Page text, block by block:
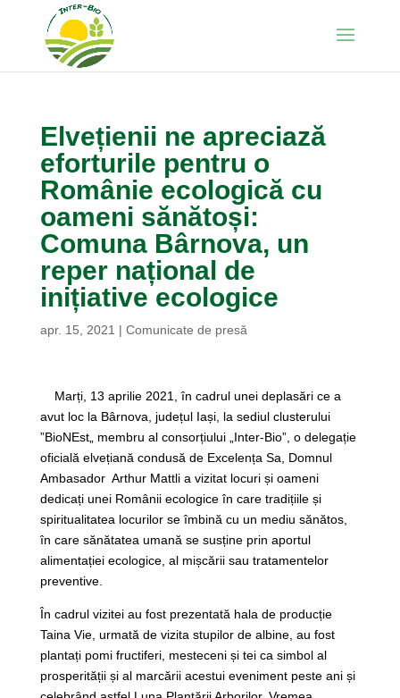
Elvețienii ne apreciază
eforturile pentru o
Românie ecologică cu
oameni sănătoși:
Comuna Bârnova, un
reper național de
inițiative ecologice
apr. 15, 2021 | Comunicate de presă
Marți, 13 aprilie 2021, în cadrul unei deplasări ce a
avut loc la Bârnova, județul Iași, la sediul clusterului
”BioNEst„ membru al consorțiului „Inter-Bio”, o delegație
oficială elvețiană condusă de Excelența Sa, Domnul
Ambasador Arthur Mattli a vizitat locuri și oameni
dedicați unei Românii ecologice în care tradițiile și
spiritualitatea locurilor se îmbină cu un mediu sănătos,
în care sănătatea umană se susține prin aportul
alimentației ecologice, al mișcării sau tratamentelor
preventive.
În cadrul vizitei au fost prezentată hala de producție
Taina Vie, urmată de vizita stupilor de albine, au fost
plantați pomi fructiferi, mesteceni și tei ca simbol al
prosperității și al marcării acestui eveniment peste ani și